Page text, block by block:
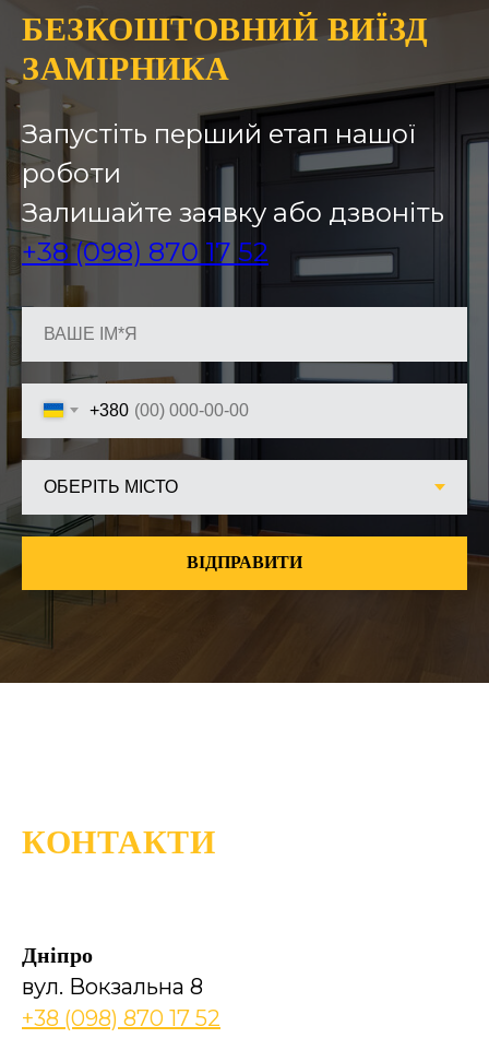
БЕЗКОШТОВНИЙ ВИЇЗД
ЗАМІРНИКА
Запустіть перший етап нашої
роботи
Залишайте заявку або дзвоніть
+38 (098) 870 17 52
+380
ВІДПРАВИТИ
КОНТАКТИ
Дніпро
вул. Вокзальна 8
+38 (098) 870 17 52